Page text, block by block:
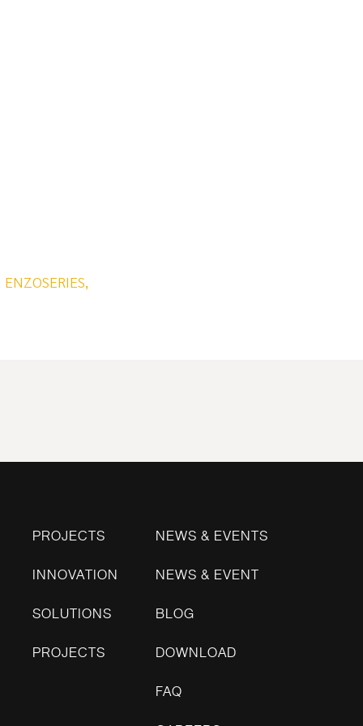
ENZOSERIES,
PROJECTS
INNOVATION
SOLUTIONS
PROJECTS
NEWS & EVENTS
NEWS & EVENT
BLOG
DOWNLOAD
FAQ